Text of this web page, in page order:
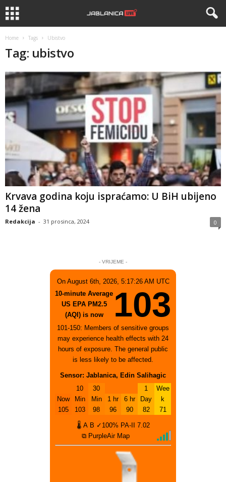
Home Tags Ubistvo
Tag: ubistvo
Krvava godina koju ispraćamo: U BiH ubijeno
14 žena
Redakcija - 31 prosinca, 2024 0
- VRIJEME -
On August 6th, 2026, 5:17:26 AM UTC
10-minute Average
US EPA PM2.5
(AQI) is now
103
101-150: Members of sensitive groups
may experience health effects with 24
hours of exposure. The general public
is less likely to be affected.
Sensor: Jablanica, Edin Salihagic
Now
105
10
Min
103
30
Min
98
1 hr
96
6 hr
90
1
Day
82
Wee
k
71
🌡 A B ✓100% PA-II
7.02
⧉ PurpleAir Map